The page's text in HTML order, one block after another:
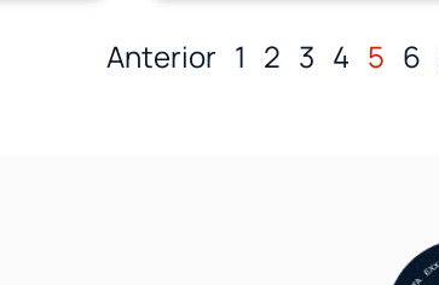
Anterior 1 2 3 4 5 6